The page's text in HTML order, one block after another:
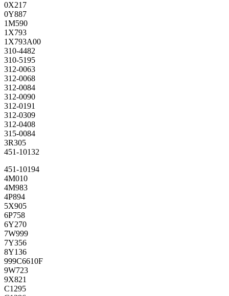
0X217
0Y887
1M590
1X793
1X793A00
310-4482
310-5195
312-0063
312-0068
312-0084
312-0090
312-0191
312-0309
312-0408
315-0084
3R305
451-10132
451-10194
4M010
4M983
4P894
5X905
6P758
6Y270
7W999
7Y356
8Y136
999C6610F
9W723
9X821
C1295